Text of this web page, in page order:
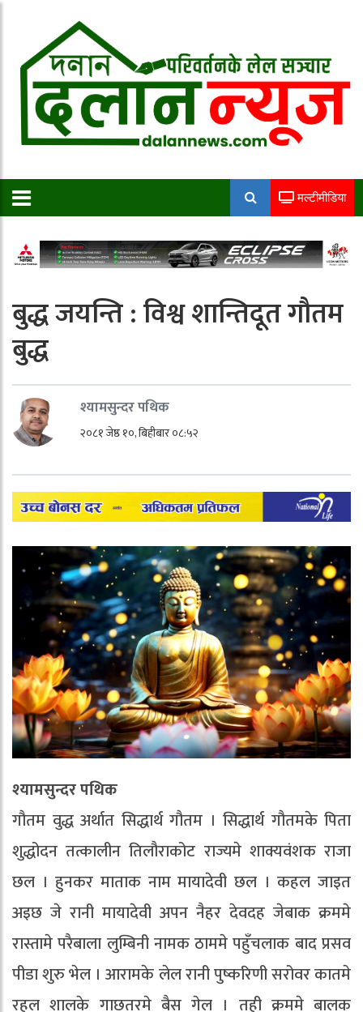
मल्टीमीडिया
बुद्ध जयन्ति : विश्व शान्तिदूत गौतम
बुद्ध
श्यामसुन्दर पथिक
२०८१ जेष्ठ १०, बिहीबार ०८:५२
श्यामसुन्दर पथिक
गौतम वुद्ध अर्थात सिद्धार्थ गौतम । सिद्धार्थ गौतमके पिता
शुद्धोदन तत्कालीन तिलौराकोट राज्यमे शाक्यवंशक राजा
छल । हुनकर माताक नाम मायादेवी छल । कहल जाइत
अइछ जे रानी मायादेवी अपन नैहर देवदह जेबाक क्रममे
रास्तामे परैबाला लुम्बिनी नामक ठाममे पहुँचलाक बाद प्रसव
पीडा शुरु भेल । आरामके लेल रानी पुष्करिणी सरोवर कातमे
रहल शालके गाछतरमे बैस गेल । तही क्रममे बालक